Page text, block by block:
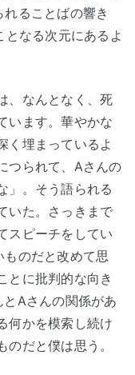
ることばの響き
となる次元にあるよ
、なんとなく、死
います。華やかな
く埋まっているよ
つられて、Aさんの
」。そう語られる
いた。さっきまで
スピーチをしてい
のだと改めて思
とに批判的な向き
Aさんの関係があ
何かを模索し続け
だと僕は思う。